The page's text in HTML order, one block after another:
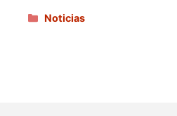
Categorías
Noticias